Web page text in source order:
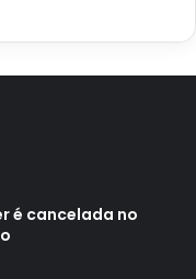
é cancelada no